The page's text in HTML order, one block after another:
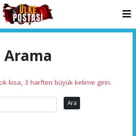
Arama
kısa, 3 harften büyük kelime girin.
Ara